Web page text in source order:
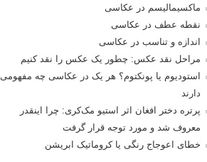
ماکسیمالیسم در عکاسی
نقطه عطف در عکاسی
اندازه و تناسب در عکاسی
مراحل نقد عکس: چطور یک عکس را نقد کنیم
استودیوم یا پونکتوم؟ هر یک در عکاسی چه مفهومی
دارند
پرتره دختر افغان اثر استیو مک‌کری: چرا اینقدر
معروف شد و مورد توجه قرار گرفت
خطای اعوجاج رنگی یا کروماتیک ابریشن